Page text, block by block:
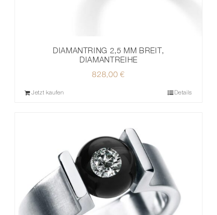
DIAMANTRING 2,5 MM BREIT,
DIAMANTREIHE
828,00 €
Jetzt kaufen Details